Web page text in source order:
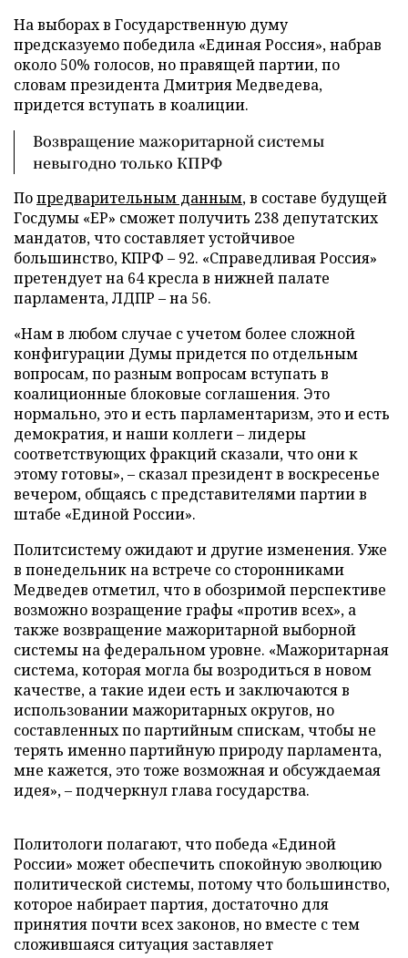
На выборах в Государственную думу
предсказуемо победила «Единая Россия», набрав
около 50% голосов, но правящей партии, по
словам президента Дмитрия Медведева,
придется вступать в коалиции.
Возвращение мажоритарной системы
невыгодно только КПРФ
Попредварительным данным, в составе будущей
Госдумы «ЕР» сможет получить 238 депутатских
мандатов, что составляет устойчивое
большинство, КПРФ – 92. «Справедливая Россия»
претендует на 64 кресла в нижней палате
парламента, ЛДПР – на 56.
«Нам в любом случае с учетом более сложной
конфигурации Думы придется по отдельным
вопросам, по разным вопросам вступать в
коалиционные блоковые соглашения. Это
нормально, это и есть парламентаризм, это и есть
демократия, и наши коллеги – лидеры
соответствующих фракций сказали, что они к
этому готовы», – сказал президент в воскресенье
вечером, общаясь с представителями партии в
штабе «Единой России».
Политсистему ожидают и другие изменения. Уже
в понедельник на встрече со сторонниками
Медведев отметил, что в обозримой перспективе
возможно возращение графы «против всех», а
также возвращение мажоритарной выборной
системы на федеральном уровне. «Мажоритарная
система, которая могла бы возродиться в новом
качестве, а такие идеи есть и заключаются в
использовании мажоритарных округов, но
составленных по партийным спискам, чтобы не
терять именно партийную природу парламента,
мне кажется, это тоже возможная и обсуждаемая
идея», – подчеркнул глава государства.
Политологи полагают, что победа «Единой
России» может обеспечить спокойную эволюцию
политической системы, потому что большинство,
которое набирает партия, достаточно для
принятия почти всех законов, но вместе с тем
сложившаяся ситуация заставляет